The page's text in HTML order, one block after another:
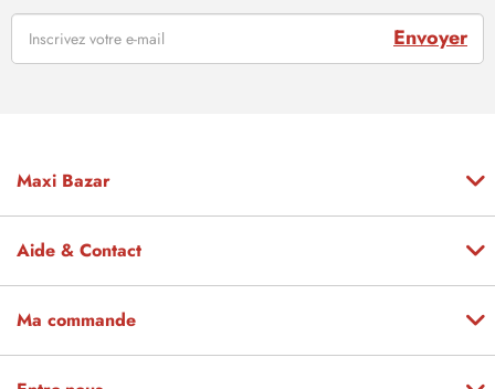
Envoyer
Maxi Bazar
Aide & Contact
Ma commande